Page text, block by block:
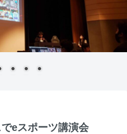
eスポーツ講演会